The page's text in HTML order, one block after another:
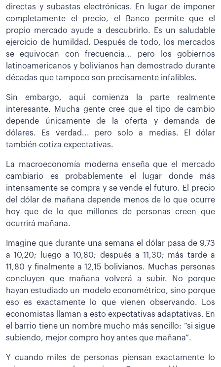
directas y subastas electrónicas. En lugar de imponer
completamente el precio, el Banco permite que el
propio mercado ayude a descubrirlo. Es un saludable
ejercicio de humildad. Después de todo, los mercados
se equivocan con frecuencia... pero los gobiernos
latinoamericanos y bolivianos han demostrado durante
décadas que tampoco son precisamente infalibles.
Sin embargo, aquí comienza la parte realmente
interesante. Mucha gente cree que el tipo de cambio
depende únicamente de la oferta y demanda de
dólares. Es verdad... pero solo a medias. El dólar
también cotiza expectativas.
La macroeconomía moderna enseña que el mercado
cambiario es probablemente el lugar donde más
intensamente se compra y se vende el futuro. El precio
del dólar de mañana depende menos de lo que ocurre
hoy que de lo que millones de personas creen que
ocurrirá mañana.
Imagine que durante una semana el dólar pasa de 9,73
a 10,20; luego a 10,80; después a 11,30; más tarde a
11,80 y finalmente a 12,15 bolivianos. Muchas personas
concluyen que mañana volverá a subir. No porque
hayan estudiado un modelo econométrico, sino porque
eso es exactamente lo que vienen observando. Los
economistas llaman a esto expectativas adaptativas. En
el barrio tiene un nombre mucho más sencillo: “si sigue
subiendo, mejor compro hoy antes que mañana”.
Y cuando miles de personas piensan exactamente lo